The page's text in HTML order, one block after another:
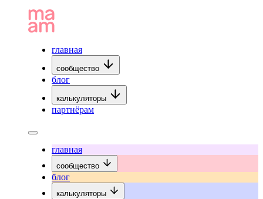
главная
сообщество
блог
калькуляторы
партнёрам
главная
сообщество
блог
калькуляторы